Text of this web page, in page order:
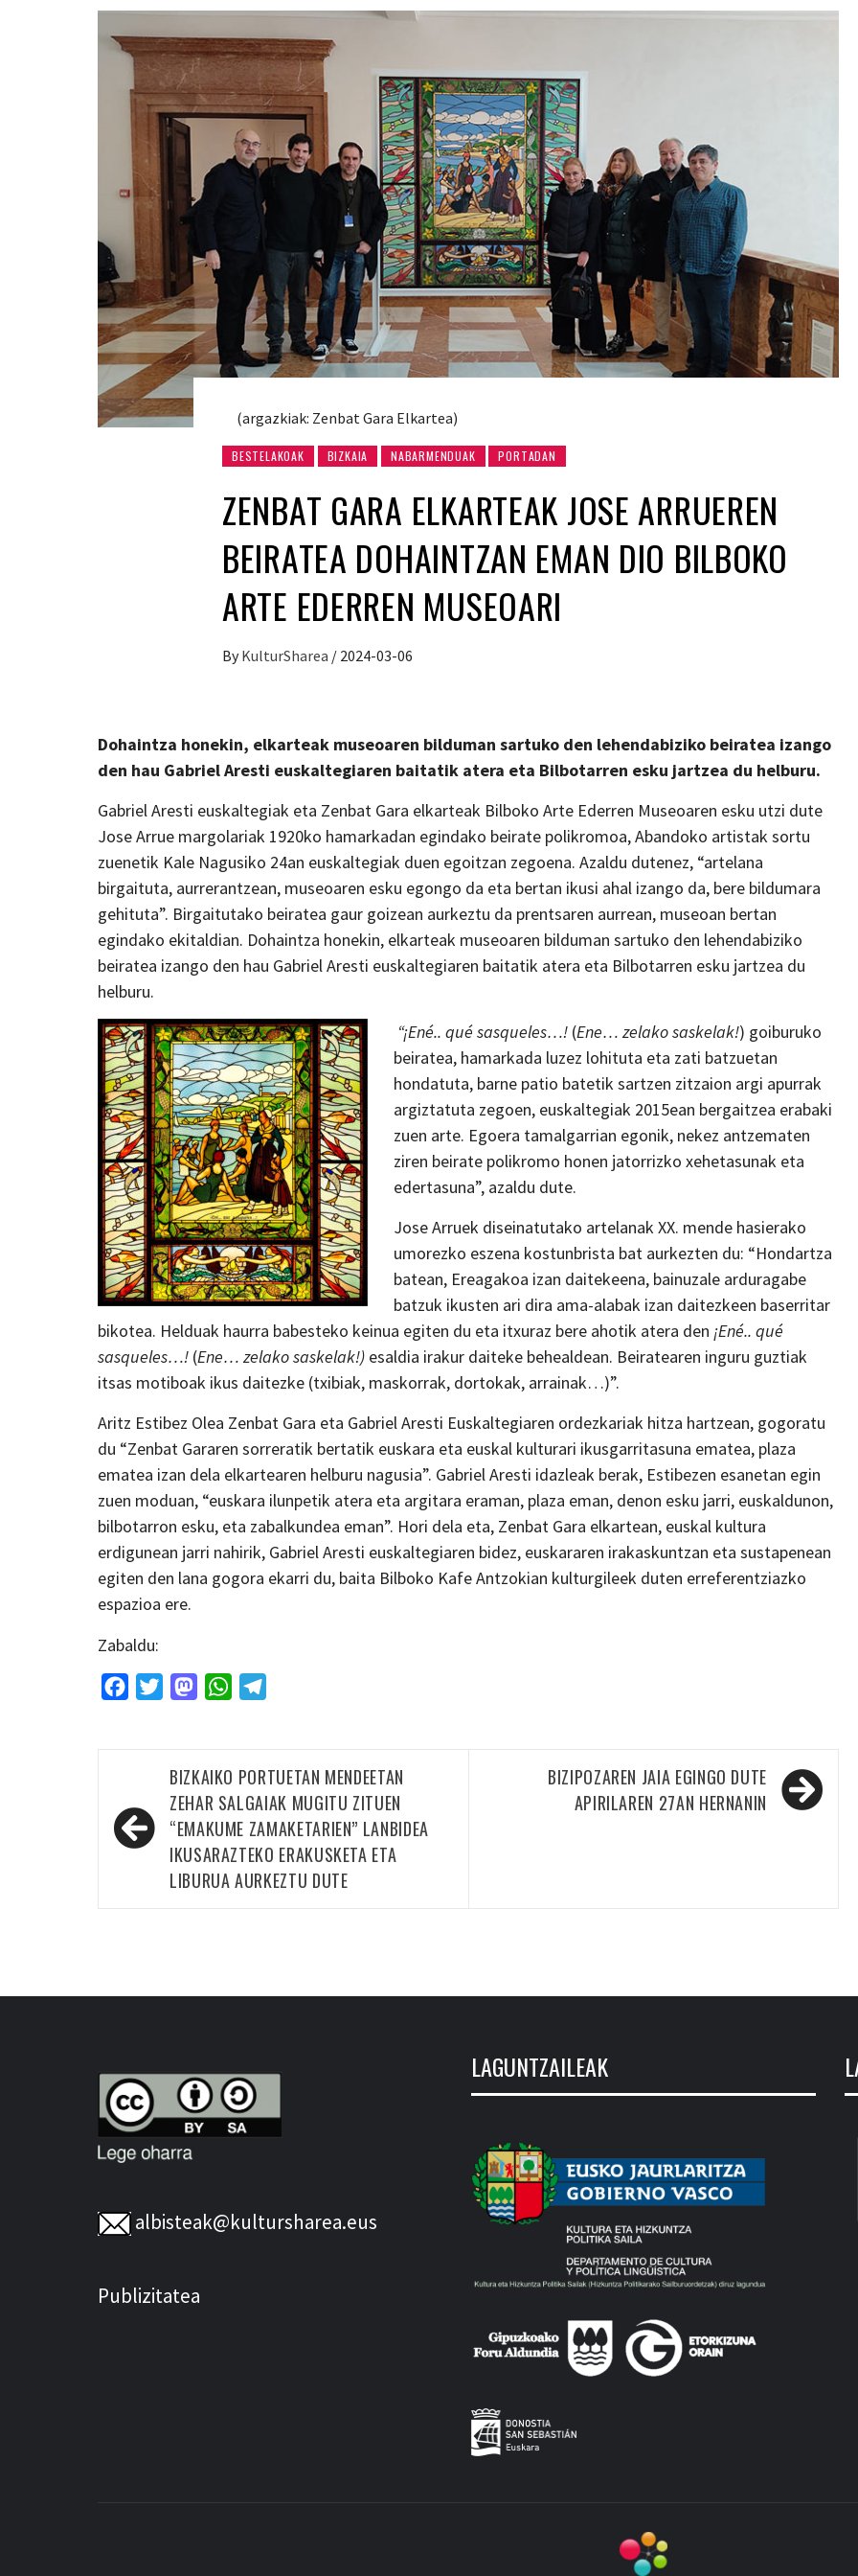
(argazkiak: Zenbat Gara Elkartea)
BESTELAKOAK BIZKAIA NABARMENDUAK PORTADAN
ZENBAT GARA ELKARTEAK JOSE ARRUEREN
BEIRATEA DOHAINTZAN EMAN DIO BILBOKO
ARTE EDERREN MUSEOARI
By KulturSharea / 2024-03-06
Dohaintza honekin, elkarteak museoaren bilduman sartuko den lehendabiziko beiratea izango
den hau Gabriel Aresti euskaltegiaren baitatik atera eta Bilbotarren esku jartzea du helburu.
Gabriel Aresti euskaltegiak eta Zenbat Gara elkarteak Bilboko Arte Ederren Museoaren esku utzi dute
Jose Arrue margolariak 1920ko hamarkadan egindako beirate polikromoa, Abandoko artistak sortu
zuenetik Kale Nagusiko 24an euskaltegiak duen egoitzan zegoena. Azaldu dutenez, “artelana
birgaituta, aurrerantzean, museoaren esku egongo da eta bertan ikusi ahal izango da, bere bildumara
gehituta”. Birgaitutako beiratea gaur goizean aurkeztu da prentsaren aurrean, museoan bertan
egindako ekitaldian. Dohaintza honekin, elkarteak museoaren bilduman sartuko den lehendabiziko
beiratea izango den hau Gabriel Aresti euskaltegiaren baitatik atera eta Bilbotarren esku jartzea du
helburu.
“¡Ené.. qué sasqueles…! (Ene… zelako saskelak!) goiburuko
beiratea, hamarkada luzez lohituta eta zati batzuetan
hondatuta, barne patio batetik sartzen zitzaion argi apurrak
argiztatuta zegoen, euskaltegiak 2015ean bergaitzea erabaki
zuen arte. Egoera tamalgarrian egonik, nekez antzematen
ziren beirate polikromo honen jatorrizko xehetasunak eta
edertasuna”, azaldu dute.
Jose Arruek diseinatutako artelanak XX. mende hasierako
umorezko eszena kostunbrista bat aurkezten du: “Hondartza
batean, Ereagakoa izan daitekeena, bainuzale arduragabe
batzuk ikusten ari dira ama-alabak izan daitezkeen baserritar
bikotea. Helduak haurra babesteko keinua egiten du eta itxuraz bere ahotik atera den ¡Ené.. qué
sasqueles…! (Ene… zelako saskelak!) esaldia irakur daiteke behealdean. Beiratearen inguru guztiak
itsas motiboak ikus daitezke (txibiak, maskorrak, dortokak, arrainak…)”.
Aritz Estibez Olea Zenbat Gara eta Gabriel Aresti Euskaltegiaren ordezkariak hitza hartzean, gogoratu
du “Zenbat Gararen sorreratik bertatik euskara eta euskal kulturari ikusgarritasuna ematea, plaza
ematea izan dela elkartearen helburu nagusia”. Gabriel Aresti idazleak berak, Estibezen esanetan egin
zuen moduan, “euskara ilunpetik atera eta argitara eraman, plaza eman, denon esku jarri, euskaldunon,
bilbotarron esku, eta zabalkundea eman”. Hori dela eta, Zenbat Gara elkartean, euskal kultura
erdigunean jarri nahirik, Gabriel Aresti euskaltegiaren bidez, euskararen irakaskuntzan eta sustapenean
egiten den lana gogora ekarri du, baita Bilboko Kafe Antzokian kulturgileek duten erreferentziazko
espazioa ere.
Zabaldu:
FacebookTwitterMastodonWhatsApp
Bidalketetan
zehar
nabigatu
BIZKAIKO PORTUETAN MENDEETAN
ZEHAR SALGAIAK MUGITU ZITUEN
“EMAKUME ZAMAKETARIEN” LANBIDEA
IKUSARAZTEKO ERAKUSKETA ETA
LIBURUA AURKEZTU DUTE
BIZIPOZAREN JAIA EGINGO DUTE
APIRILAREN 27AN HERNANIN
albisteak@kultursharea.eus
Publizitatea
LAGUNTZAILEAK